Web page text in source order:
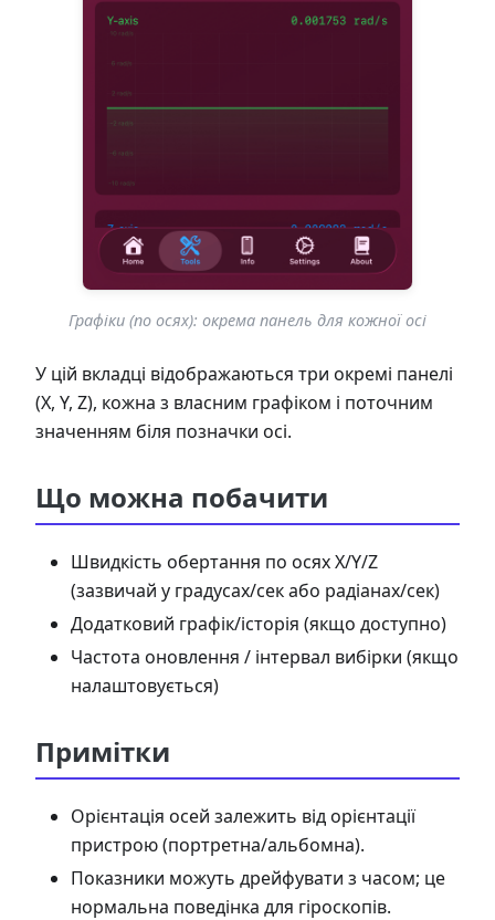
Графіки (по осях): окрема панель для кожної осі
У цій вкладці відображаються три окремі панелі
(X, Y, Z), кожна з власним графіком і поточним
значенням біля позначки осі.
Що можна побачити
Швидкість обертання по осях X/Y/Z
(зазвичай у градусах/сек або радіанах/сек)
Додатковий графік/історія (якщо доступно)
Частота оновлення / інтервал вибірки (якщо
налаштовується)
Примітки
Орієнтація осей залежить від орієнтації
пристрою (портретна/альбомна).
Показники можуть дрейфувати з часом; це
нормальна поведінка для гіроскопів.